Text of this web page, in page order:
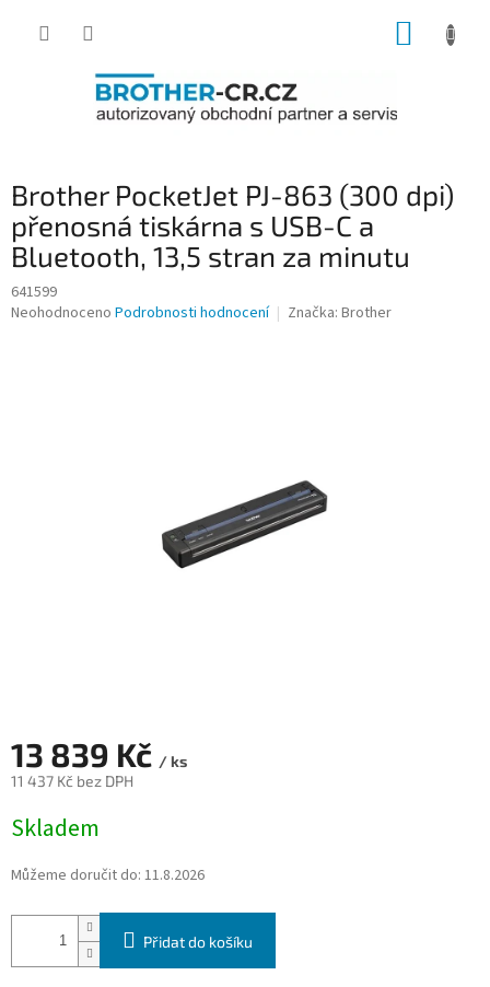
Brother PocketJet PJ-863 (300 dpi)
přenosná tiskárna s USB-C a
Bluetooth, 13,5 stran za minutu
641599
Průměrné
Neohodnoceno Podrobnosti hodnocení Značka: Brother
13 839 Kč / ks
11 437 Kč bez DPH
cena:
Skladem
Můžeme doručit do: 11.8.2026
Přidat do košíku